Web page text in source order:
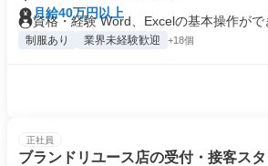
月給40万円以上
資格・経験 Word、Excelの基本操作がで
制服あり 業界未経験歓迎 +18個
正社員
ブランドリユース店の受付・接客ス